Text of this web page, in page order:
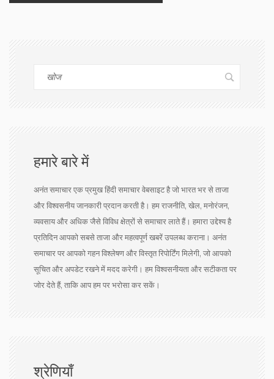
हमारे बारे में
अनंत समाचार एक प्रमुख हिंदी समाचार वेबसाइट है जो भारत भर से ताजा
और विश्वसनीय जानकारी प्रदान करती है। हम राजनीति, खेल, मनोरंजन,
व्यवसाय और अधिक जैसे विविध क्षेत्रों से समाचार लाते हैं। हमारा उद्देश्य है
प्रतिदिन आपको सबसे ताजा और महत्वपूर्ण खबरें उपलब्ध कराना। अनंत
समाचार पर आपको गहन विश्लेषण और विस्तृत रिपोर्टिंग मिलेगी, जो आपको
सूचित और अपडेट रखने में मदद करेगी। हम विश्वसनीयता और सटीकता पर
जोर देते हैं, ताकि आप हम पर भरोसा कर सकें।
श्रेणियाँ